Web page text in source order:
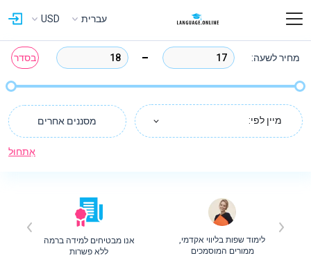
עברית USD
אִתחוּל
מחיר לשעה: בסדר
מיין לפי: מסננים אחרים
לימוד שפות בליווי אקדמי,
ממורים המוסמכים
אנו מבטיחים למידה ברמה
ללא פשרות